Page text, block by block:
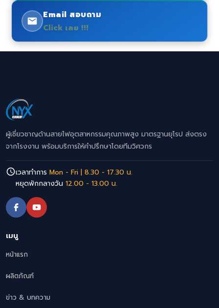
Email สอบถาม
Click เลย !!!
ผู้เชี่ยวชาญด้านสายไฟอุตสาหกรรมคุณภาพสูง มาตรฐานยุโรป ส่งตรง
จากโรงงาน พร้อมบริการให้คำปรึกษาโดยทีมวิศวกร
เวลาทำการ Mon - Fri | 8.30 - 17.30 น.
หยุดพักกลางวัน 12.00 - 13.00 น.
เมนู
หน้าแรก
ผลิตภัณฑ์
ข่าว & บทความ